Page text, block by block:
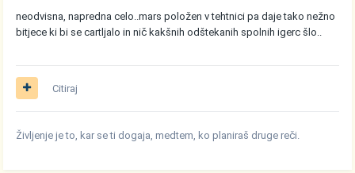
neodvisna, napredna celo..mars položen v tehtnici pa daje tako nežno
bitjece ki bi se cartljalo in nič kakšnih odštekanih spolnih igerc šlo..
Citiraj
Življenje je to, kar se ti dogaja, medtem, ko planiraš druge reči.